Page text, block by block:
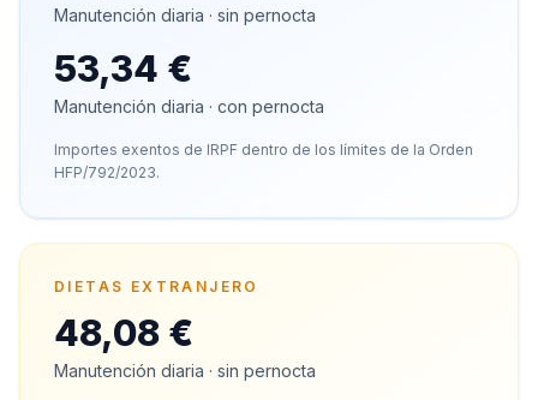
Manutención diaria · sin pernocta
53,34 €
Manutención diaria · con pernocta
Importes exentos de IRPF dentro de los límites de la Orden
HFP/792/2023.
DIETAS EXTRANJERO
48,08 €
Manutención diaria · sin pernocta